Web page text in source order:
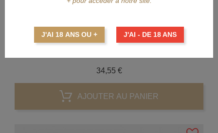
APERÇU RAPIDE
CASTAGNER
34,55 €Prix
AJOUTER AU PANIER
J'AI 18 ANS OU + J'AI - DE 18 ANS